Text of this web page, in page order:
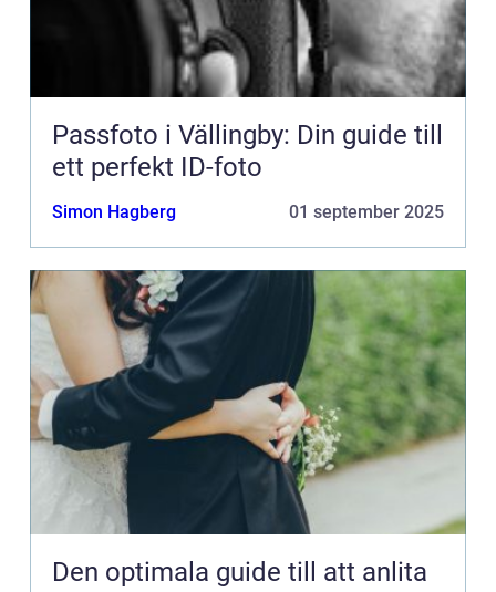
Passfoto i Vällingby: Din guide till
ett perfekt ID-foto
Simon Hagberg 01 september 2025
Den optimala guide till att anlita